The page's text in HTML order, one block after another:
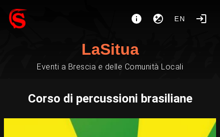
EN
LaSitua
Eventi a Brescia e delle Comunità Locali
Corso di percussioni brasiliane